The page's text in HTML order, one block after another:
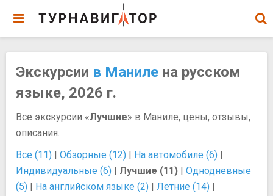
Экскурсии в Маниле на русском
языке, 2026 г.
Все экскурсии «Лучшие» в Маниле, цены, отзывы,
описания.
Все (11) | Обзорные (12) | На автомобиле (6) |
Индивидуальные (6) | Лучшие (11) | Однодневные
(5) | На английском языке (2) | Летние (14) |